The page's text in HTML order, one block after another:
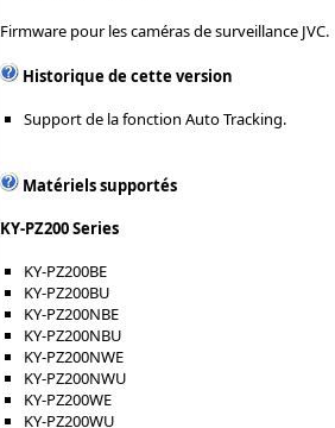
Firmware pour les caméras de surveillance JVC.
Historique de cette version
Support de la fonction Auto Tracking.
Matériels supportés
KY-PZ200 Series
KY-PZ200BE
KY-PZ200BU
KY-PZ200NBE
KY-PZ200NBU
KY-PZ200NWE
KY-PZ200NWU
KY-PZ200WE
KY-PZ200WU